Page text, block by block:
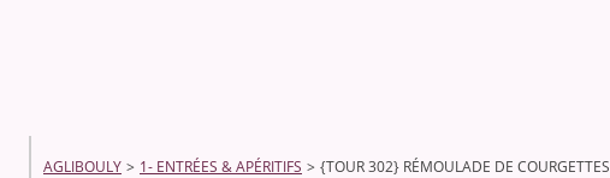
AGLIBOULY > 1- ENTRÉES & APÉRITIFS > {TOUR 302} RÉMOULADE DE COURGETTES